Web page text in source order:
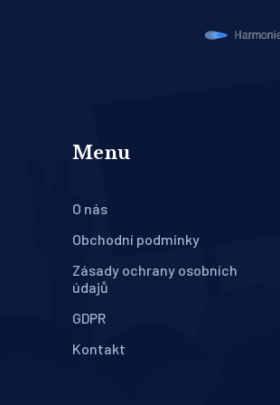
Menu
O nás
Obchodní podmínky
Zásady ochrany osobních
údajů
GDPR
Kontakt